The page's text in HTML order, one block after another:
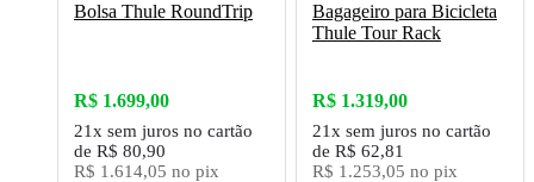
Bolsa Thule RoundTrip
R$ 1.699,00
21x sem juros no cartão
de R$ 80,90
R$ 1.614,05 no pix
Bagageiro para Bicicleta
Thule Tour Rack
R$ 1.319,00
21x sem juros no cartão
de R$ 62,81
R$ 1.253,05 no pix